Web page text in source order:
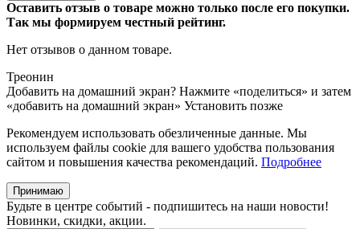
Оставить отзыв о товаре можно только после его покупки.
Так мы формируем честный рейтинг.
Нет отзывов о данном товаре.
Треонин
Добавить на домашний экран? Нажмите «поделиться» и затем
«добавить на домашний экран» Установить позже
Рекомендуем использовать обезличенные данные. Мы
используем файлы cookie для вашего удобства пользования
сайтом и повышения качества рекомендаций. Подробнее
Принимаю
Будьте в центре событий - подпишитесь на наши новости!
Новинки, скидки, акции.